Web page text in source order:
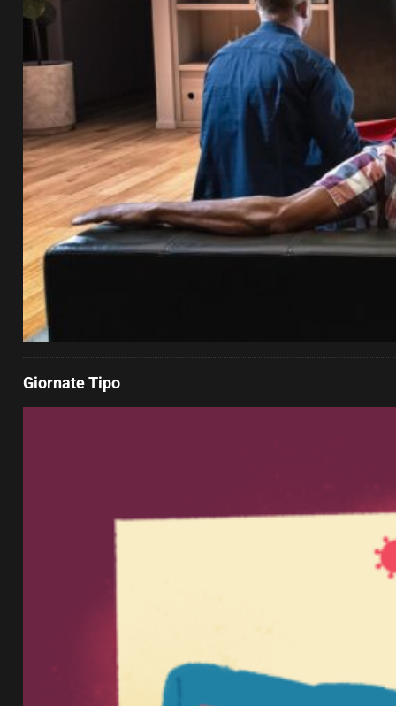
Giornate Tipo